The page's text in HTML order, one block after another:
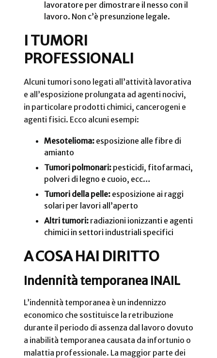
lavoratore per dimostrare il nesso con il
lavoro. Non c’è presunzione legale.
I TUMORI
PROFESSIONALI
Alcuni tumori sono legati all’attività lavorativa
e all’esposizione prolungata ad agenti nocivi,
in particolare prodotti chimici, cancerogeni e
agenti fisici. Ecco alcuni esempi:
Mesotelioma:esposizione alle fibre di
amianto
Tumori polmonari:pesticidi, fitofarmaci,
polveri di legno e cuoio, ecc…
Tumori della pelle:esposizione ai raggi
solari per lavori all’aperto
Altri tumori:radiazioni ionizzanti e agenti
chimici in settori industriali specifici
A COSA HAI DIRITTO
Indennità temporanea INAIL
L’indennità temporanea è un indennizzo
economico che sostituisce la retribuzione
durante il periodo di assenza dal lavoro dovuto
a inabilità temporanea causata da infortunio o
malattia professionale. La maggior parte dei